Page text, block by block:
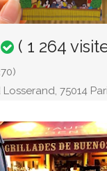
( 1 264
75014